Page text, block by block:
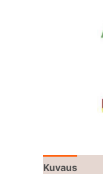
Kuvaus